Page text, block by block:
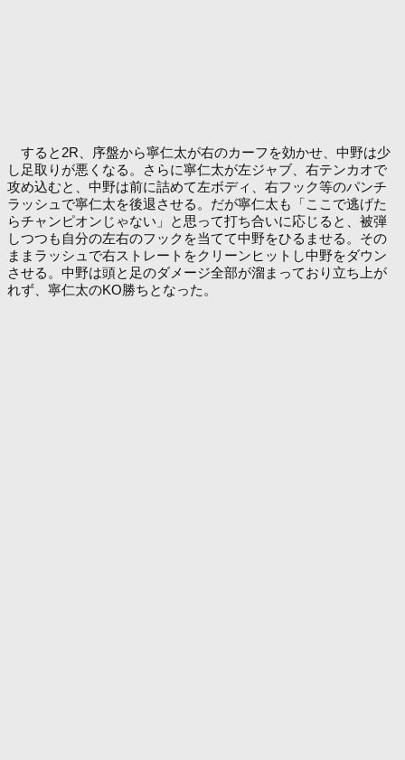
すると2R、序盤から寧仁太が右のカーフを効かせ、中野は少
し足取りが悪くなる。さらに寧仁太が左ジャブ、右テンカオで
攻め込むと、中野は前に詰めて左ボディ、右フック等のパンチ
ラッシュで寧仁太を後退させる。だが寧仁太も「ここで逃げた
らチャンピオンじゃない」と思って打ち合いに応じると、被弾
しつつも自分の左右のフックを当てて中野をひるませる。その
ままラッシュで右ストレートをクリーンヒットし中野をダウン
させる。中野は頭と足のダメージ全部が溜まっており立ち上が
れず、寧仁太のKO勝ちとなった。